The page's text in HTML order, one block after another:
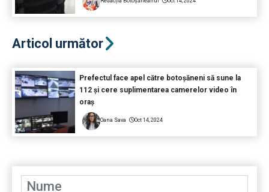
Articol următor
Prefectul face apel către botoșăneni să sune la
112 și cere suplimentarea camerelor video în
oraș
Oana Sava Oct 14, 2024